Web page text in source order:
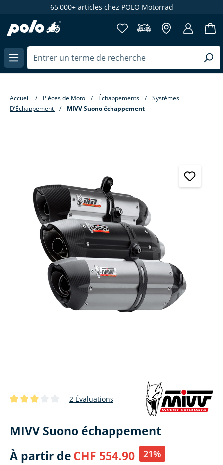
65'000+ articles chez POLO Motorrad
Accueil Pièces de Moto Échappements
Systèmes
D’Échappement
MIVV Suono échappement
2 Évaluations
MIVV Suono échappement
À partir deCHF 554.90 21%